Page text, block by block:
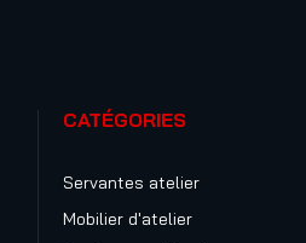
CATÉGORIES
Servantes atelier
Mobilier d'atelier